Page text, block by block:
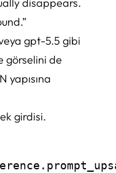
gpt-5.5 gibi
görselini de
yapısına
girdisi.